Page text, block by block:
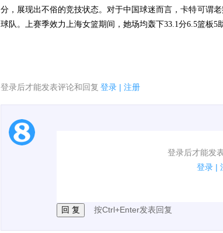
分，展现出不俗的竞技状态。对于中国球迷而言，卡特可谓
球队。上赛季效力上海女篮期间，她场均轰下33.1分6.5篮板5
登录后才能发表评论和回复 登录 | 注册
登录后才能发
登录 |
1.电脑端新用户可以发表评论了！
按Ctrl+Enter发表回复